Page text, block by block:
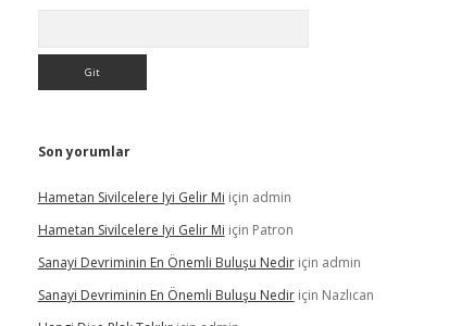
Son yorumlar
Hametan Sivilcelere Iyi Gelir Mi için admin
Hametan Sivilcelere Iyi Gelir Mi için Patron
Sanayi Devriminin En Önemli Buluşu Nediriçin admin
Sanayi Devriminin En Önemli Buluşu Nediriçin Nazlıcan